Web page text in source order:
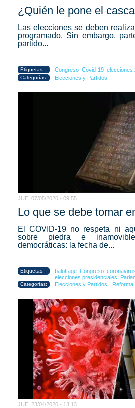
¿Quién le pone el
Las elecciones se deben
programado. Sin embargo,
partido...
Etiquetas: Congreso Covid-19 elecciones
Categorías: Elecciones y Partidos
JUE, 07/05/2020 - 09:55
Lo que se debe tomar
El COVID-19 no respeta ni
sobre piedra e
democráticas: la fecha de...
Etiquetas: balottage Congreso coronavirus
elecciones presidenciales
Categorías: Elecciones y Partidos Reforma
JUE, 23/04/2020 - 13:13